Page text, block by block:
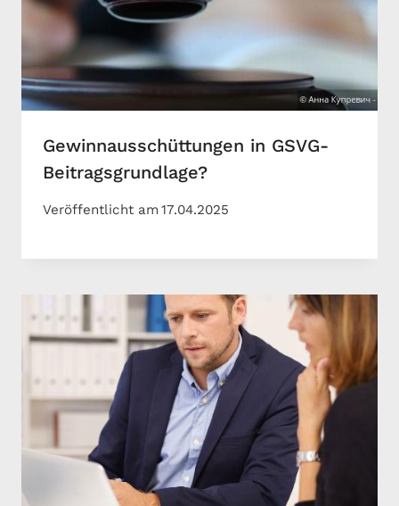
Gewinnausschüttungen in GSVG-
Beitragsgrundlage?
Veröffentlicht am17.04.2025